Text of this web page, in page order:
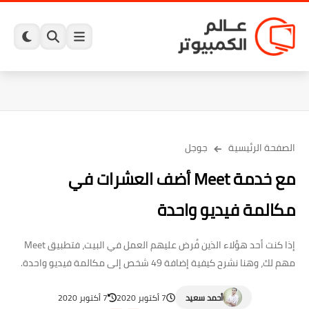
الصفحة الرئيسية جوجل
مع خدمة Meet أضف العشرات في
مكالمة فيديو واحدة
إذا كنت أحد هؤلاء الذين فُرض عليهم العمل في البيت، فتطبيق Meet
مهم لك، وهنا نشرح كيفية إضافة 49 شخص إلى مكالمة فيديو واحدة.
أحمد سعيد 7 أكتوبر 2020
7 أكتوبر 2020